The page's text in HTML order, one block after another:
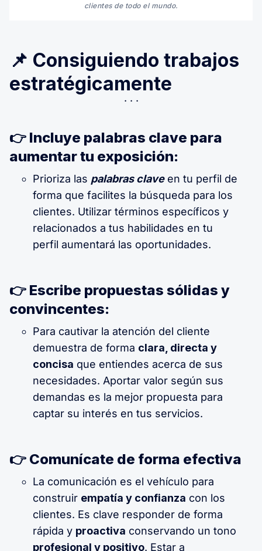
clientes de todo el mundo.
📌 Consiguiendo trabajos
estratégicamente
👉 Incluye palabras clave para
aumentar tu exposición:
Prioriza las palabras claveen tu perfil de
forma que facilites la búsqueda para los
clientes. Utilizar términos específicos y
relacionados a tus habilidades en tu
perfil aumentará las oportunidades.
👉 Escribe propuestas sólidas y
convincentes:
Para cautivar la atención del cliente
demuestra de forma clara, directa y
concisa que entiendes acerca de sus
necesidades. Aportar valor según sus
demandas es la mejor propuesta para
captar su interés en tus servicios.
👉 Comunícate de forma efectiva
La comunicación es el vehículo para
construir empatía y confianza con los
clientes. Es clave responder de forma
rápida y proactiva conservando un tono
profesional y positivo. Estar a